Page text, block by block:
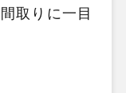
取りに一目